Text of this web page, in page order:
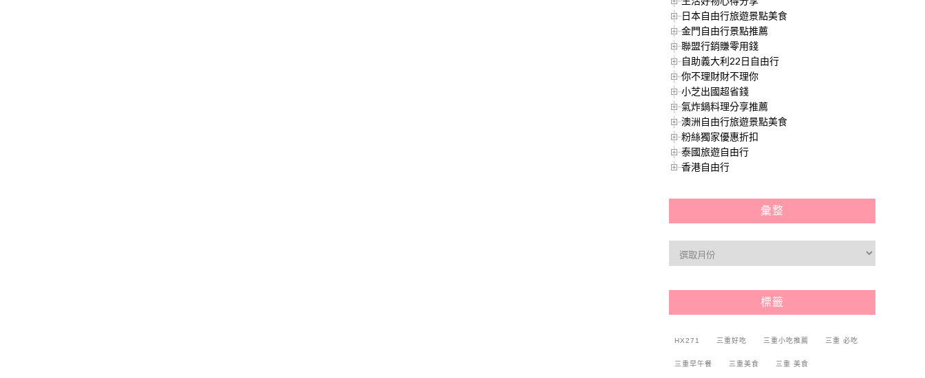
日本自由行旅遊景點美食
金門自由行景點推薦
聯盟行銷賺零用錢
自助義大利22日自由行
你不理財財不理你
小芝出國超省錢
氣炸鍋料理分享推薦
澳洲自由行旅遊景點美食
粉絲獨家優惠折扣
泰國旅遊自由行
香港自由行
彙整
標籤
HX271 三重好吃 三重小吃推薦 三重 必吃
三重早午餐 三重美食 三重 美食